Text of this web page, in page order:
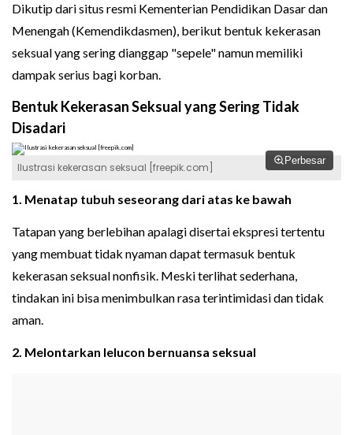
Dikutip dari situs resmi Kementerian Pendidikan Dasar dan
Menengah (Kemendikdasmen), berikut bentuk kekerasan
seksual yang sering dianggap "sepele" namun memiliki
dampak serius bagi korban.
Bentuk Kekerasan Seksual yang Sering Tidak
Disadari
Perbesar
Ilustrasi kekerasan seksual [freepik.com]
1. Menatap tubuh seseorang dari atas ke bawah
Tatapan yang berlebihan apalagi disertai ekspresi tertentu
yang membuat tidak nyaman dapat termasuk bentuk
kekerasan seksual nonfisik. Meski terlihat sederhana,
tindakan ini bisa menimbulkan rasa terintimidasi dan tidak
aman.
2. Melontarkan lelucon bernuansa seksual